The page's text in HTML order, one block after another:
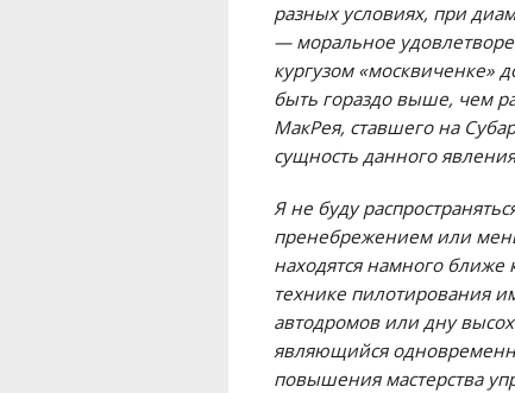
разных условиях, при
— моральное
кургузом «москвиченке»
быть гораздо выше, чем
МакРея, ставшего на
сущность данного
Я не буду
пренебрежением или
находятся намного
технике пилотирования
автодромов или дну
являющийся
повышения мастерства